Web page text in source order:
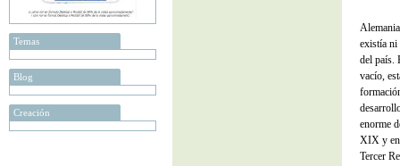
Temas
Blog
Creación
existía ni
del país.
vacío,
enorme
XIX y en
Tercer